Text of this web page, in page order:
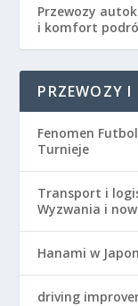
Przewozy
i komfort
PRZEWOZY
Fenomen
Turnieje
Transport i
Wyzwania i
Hanami w
driving